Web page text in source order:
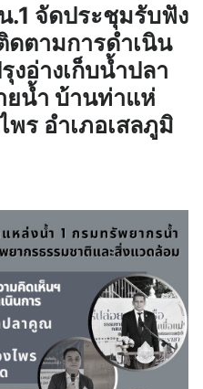
.1 จัดประชุมรับฟัง
ดตามการดำเนิน
งอ่างเก็บน้ำปลา
น้ำ บ้านท่าแห่
พร อำเภอเสลภูมิ